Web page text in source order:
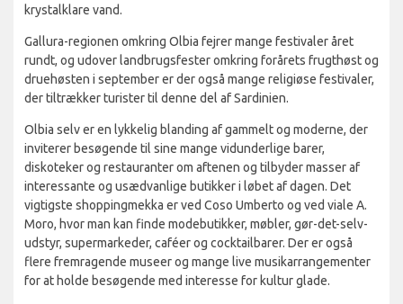
krystalklare vand.
Gallura-regionen omkring Olbia fejrer mange festivaler året
rundt, og udover landbrugsfester omkring forårets frugthøst og
druehøsten i september er der også mange religiøse festivaler,
der tiltrækker turister til denne del af Sardinien.
Olbia selv er en lykkelig blanding af gammelt og moderne, der
inviterer besøgende til sine mange vidunderlige barer,
diskoteker og restauranter om aftenen og tilbyder masser af
interessante og usædvanlige butikker i løbet af dagen. Det
vigtigste shoppingmekka er ved Coso Umberto og ved viale A.
Moro, hvor man kan finde modebutikker, møbler, gør-det-selv-
udstyr, supermarkeder, caféer og cocktailbarer. Der er også
flere fremragende museer og mange live musikarrangementer
for at holde besøgende med interesse for kultur glade.